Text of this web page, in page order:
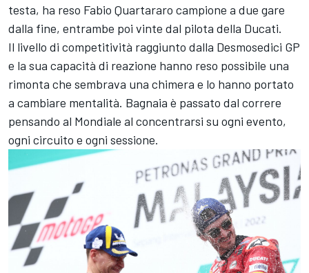
testa, ha reso Fabio Quartararo campione a due gare
dalla fine, entrambe poi vinte dal pilota della Ducati.
Il livello di competitività raggiunto dalla Desmosedici GP
e la sua capacità di reazione hanno reso possibile una
rimonta che sembrava una chimera e lo hanno portato
a cambiare mentalità. Bagnaia è passato dal correre
pensando al Mondiale al concentrarsi su ogni evento,
ogni circuito e ogni sessione.